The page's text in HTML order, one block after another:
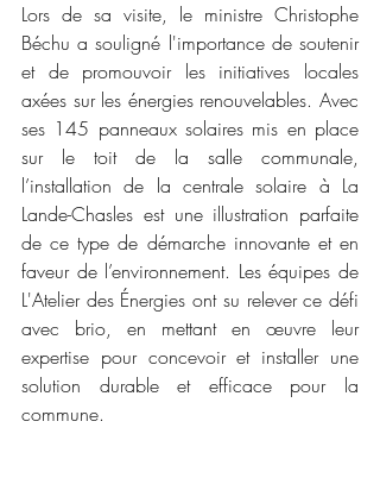
Lors de sa visite, le ministre Christophe
Béchu a souligné l'importance de soutenir
et de promouvoir les initiatives locales
axées sur les énergies renouvelables. Avec
ses 145 panneaux solaires mis en place
sur le toit de la salle communale,
l’installation de la centrale solaire à La
Lande-Chasles est une illustration parfaite
de ce type de démarche innovante et en
faveur de l’environnement. Les équipes de
L'Atelier des Énergies ont su relever ce défi
avec brio, en mettant en œuvre leur
expertise pour concevoir et installer une
solution durable et efficace pour la
commune.